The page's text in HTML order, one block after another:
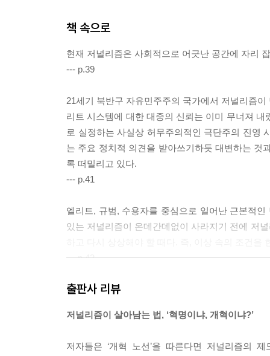
책 속으로
현재 저널리즘은 사회적으로 어긋난 공간에 자리
--- p.39
21세기 북반구 자유민주주의 국가에서 저널리즘
리트 시스템에 대한 대중의 신뢰는 이미 무너져
로 실정하는 사실상 허무주의적인 극단주의 진영
는 주요 정치적 의견을 받아쓰기하듯 대변하는 것
록 떠밀리고 있다.
--- p.41
엘리트, 규범, 수용자를 중심으로 일어난 근본적
있는 저널리즘이 온데간데없이 사라지기 전에 저
--- p.43
개혁적 노선은 저널리즘이 용인해야 할 행동의 한
재 상태를 유지하는 것은 저널리즘에 더 이상 실행
출판사 리뷰
저널리즘이 살아남는 법, ‘혁명이냐, 개혁이냐?’
저자들은 ‘개혁 노선’을 따른다면 저널리즘의